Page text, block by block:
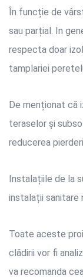
În funcție de
sau parțial. In
respecta doar
tamplariei
De menționat că
teraselor și
reducerea
Instalațiile de la
instalații sanitare
Toate aceste
clădirii vor fi
va recomanda